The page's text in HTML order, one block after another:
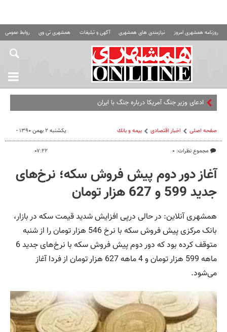
روزنامه همشهری امروز نیازمندی های همشهری آگهی و تبلیغات همشهری تی وی روابط عمومی
ادعای وزیر جنگ آمریکا درباره جنگ با ایران
صفحه اصلی اخبار اقتصادی بيمه و بانك
مجموع نظرات: ۰
یکشنبه ۲ بهمن ۱۳۹۰ -
۰۷:۲۲
آغاز دور دوم پیش فروش سکه؛ نرخ‌های
جدید 599 و 627 هزار تومان
همشهری آنلاین: در حالی درپی افزایش شدید قیمت سکه در بازار،
بانک مرکزی پیش فروش سکه با نرخ 546 هزار تومان را از شنبه
متوقف کرده بود که دور دوم پیش فروش سکه با نرخ‌های جدید 6
ماهه 599 هزار تومان و 4 ماهه 627 هزار تومان از فردا آغاز
می‌شود.